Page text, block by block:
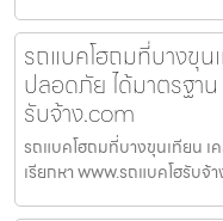
รถแบคโฮถมที่บางขุน
ปลอดภัย ได้มาตรฐา
รับจ้าง.com
รถแบคโฮถมที่บางขุนเทียน เ
เรียกหา www.รถแบคโฮรับ